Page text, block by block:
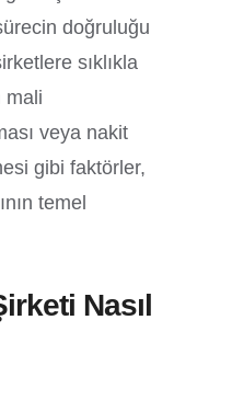
doğruluğu
sıklıkla
mali
veya nakit
gibi faktörler,
temel
Nasıl